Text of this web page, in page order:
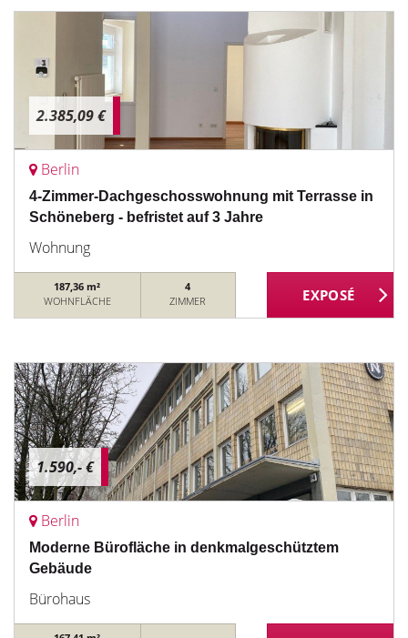
2.385,09 €
Berlin
4-Zimmer-Dachgeschosswohnung mit Terrasse in
Schöneberg - befristet auf 3 Jahre
Wohnung
187,36 m²
WOHNFLÄCHE
4
ZIMMER
1.590,- €
Berlin
Moderne Bürofläche in denkmalgeschütztem
Gebäude
Bürohaus